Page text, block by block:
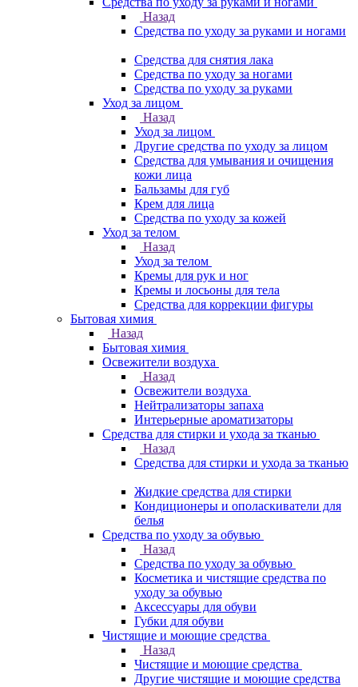
Назад
Средства по уходу за руками и ногами
Средства для снятия лака
Средства по уходу за ногами
Средства по уходу за руками
Уход за лицом
Назад
Уход за лицом
Другие средства по уходу за лицом
Средства для умывания и очищения
кожи лица
Бальзамы для губ
Крем для лица
Средства по уходу за кожей
Уход за телом
Назад
Уход за телом
Кремы для рук и ног
Кремы и лосьоны для тела
Средства для коррекции фигуры
Бытовая химия
Назад
Бытовая химия
Освежители воздуха
Назад
Освежители воздуха
Нейтрализаторы запаха
Интерьерные ароматизаторы
Средства для стирки и ухода за тканью
Назад
Средства для стирки и ухода за тканью
Жидкие средства для стирки
Кондиционеры и ополаскиватели для
белья
Средства по уходу за обувью
Назад
Средства по уходу за обувью
Косметика и чистящие средства по
уходу за обувью
Аксессуары для обуви
Губки для обуви
Чистящие и моющие средства
Назад
Чистящие и моющие средства
Другие чистящие и моющие средства